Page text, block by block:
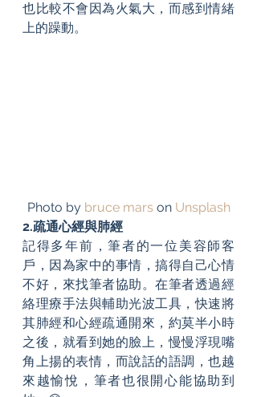
也比較不會因為火氣大，而感到情緒
上的躁動。
Photo by bruce mars on Unsplash
2.疏通心經與肺經
記得多年前，筆者的一位美容師客
戶，因為家中的事情，搞得自己心情
不好，來找筆者協助。在筆者透過經
絡理療手法與輔助光波工具，快速將
其肺經和心經疏通開來，約莫半小時
之後，就看到她的臉上，慢慢浮現嘴
角上揚的表情，而說話的語調，也越
來越愉悅，筆者也很開心能協助到